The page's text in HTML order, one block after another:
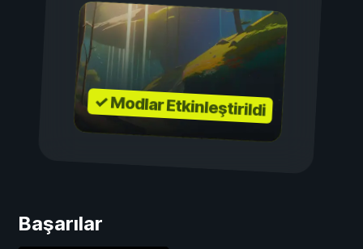
✓ Modlar Etkinleştirildi
Başarılar